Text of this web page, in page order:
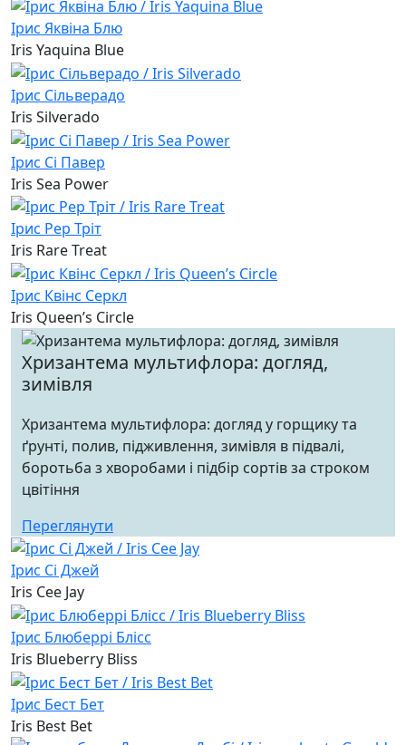
Ірис Яквіна Блю
Iris Yaquina Blue
Ірис Сільверадо
Iris Silverado
Ірис Сі Павер
Iris Sea Power
Ірис Рер Тріт
Iris Rare Treat
Ірис Квінс Серкл
Iris Queen’s Circle
Хризантема мультифлора: догляд,
зимівля
Хризантема мультифлора: догляд у горщику та
ґрунті, полив, підживлення, зимівля в підвалі,
боротьба з хворобами і підбір сортів за строком
цвітіння
Переглянути
Ірис Сі Джей
Iris Cee Jay
Ірис Блюберрі Блісс
Iris Blueberry Bliss
Ірис Бест Бет
Iris Best Bet